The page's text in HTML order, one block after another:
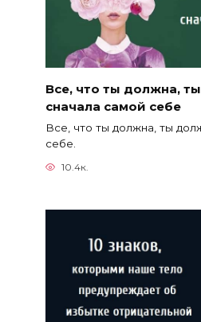
Все, что ты должна,
сначала самой себе
Все, что ты должна, ты
себе.
10.4к.